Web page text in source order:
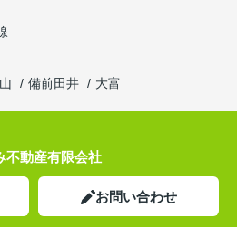
備前田井 大富
不動産有限会社
お問い合わせ